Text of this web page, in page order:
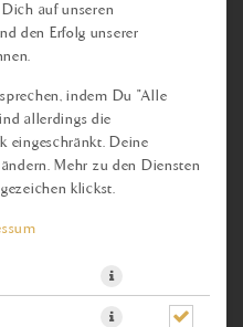
auf unseren
den Erfolg unserer
indem Du "Alle
allerdings die
eingeschränkt. Deine
Mehr zu den Diensten
klickst.